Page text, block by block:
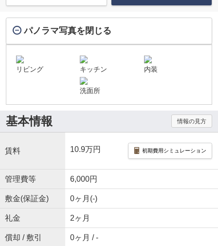
パノラマ写真を閉じる
リビング キッチン 内装
洗面所
基本情報 情報の見方
賃料 10.9万円 初期費用シミュレーション
管理費等 6,000円
敷金(保証金) 0ヶ月(-)
礼金 2ヶ月
償却 / 敷引 0ヶ月 / -